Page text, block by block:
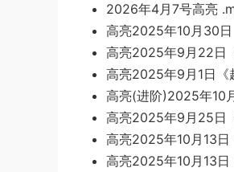
2026年4月7号高亮
高亮2025年10月30
高亮2025年9月22日
高亮2025年9月1日《
高亮(进阶)2025年10
高亮2025年9月25日
高亮2025年10月13
高亮2025年10月13